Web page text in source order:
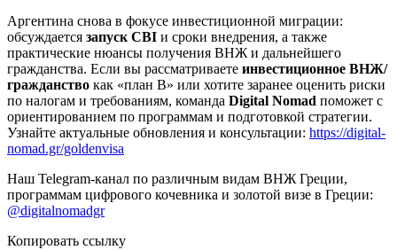
Аргентина снова в фокусе инвестиционной миграции:
обсуждается запуск CBI и сроки внедрения, а также
практические нюансы получения ВНЖ и дальнейшего
гражданства. Если вы рассматриваете инвестиционное ВНЖ/
гражданство как «план B» или хотите заранее оценить риски
по налогам и требованиям, команда Digital Nomad поможет с
ориентированием по программам и подготовкой стратегии.
Узнайте актуальные обновления и консультации: https://digital-
nomad.gr/goldenvisa
Наш Telegram-канал по различным видам ВНЖ Греции,
программам цифрового кочевника и золотой визе в Греции:
@digitalnomadgr
Копировать ссылку